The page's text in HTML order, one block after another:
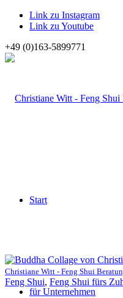
Link zu Instagram
Link zu Youtube
+49 (0)163-5899771
Start
für Unternehmen
Christiane Witt - Feng Shui
Feng Shui, Feng Shui fürs